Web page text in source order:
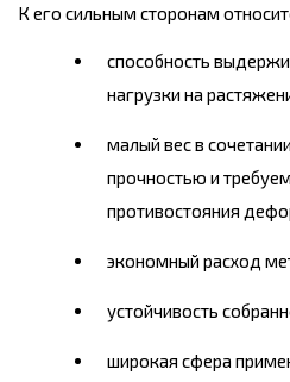
К его сильным сторонам
способность
нагрузки на
малый вес в
прочностью и
противостояния
экономный расход
устойчивость
широкая сфера